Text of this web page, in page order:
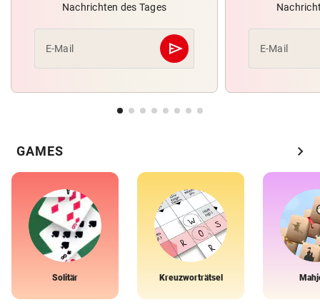
Nachrichten des Tages
E-Mail send
Abschicken E-Mail
GAMES chevron_right
Solitär Kreuzworträtsel